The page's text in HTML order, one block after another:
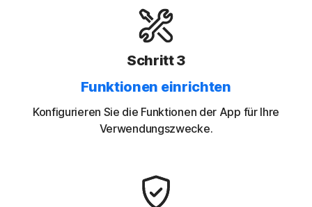
Schritt 3
Funktionen einrichten
Konfigurieren Sie die Funktionen der App für Ihre
Verwendungszwecke.